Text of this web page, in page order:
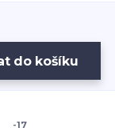
do košíku
-17